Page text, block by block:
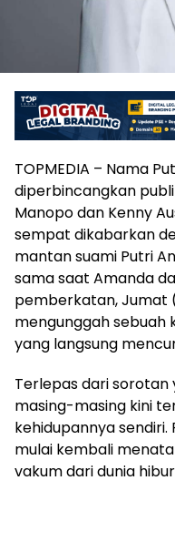
TOPMEDIA – Nama
diperbincangkan
Manopo dan Kenny
sempat dikabarkan
mantan suami Putri
sama saat Amanda
pemberkatan, Jumat
mengunggah sebuah
yang langsung
Terlepas dari
masing-masing kini
kehidupannya
mulai kembali
vakum dari dunia